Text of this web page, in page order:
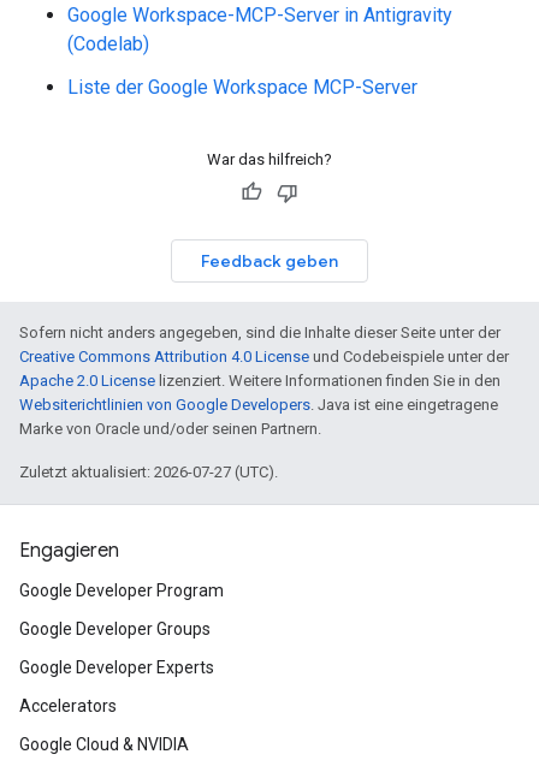
Google Workspace-MCP-Server in Antigravity
(Codelab)
Liste der Google Workspace MCP-Server
War das hilfreich?
Feedback geben
Sofern nicht anders angegeben, sind die Inhalte dieser Seite unter der
Creative Commons Attribution 4.0 License und Codebeispiele unter der
Apache 2.0 License lizenziert. Weitere Informationen finden Sie in den
Websiterichtlinien von Google Developers. Java ist eine eingetragene
Marke von Oracle und/oder seinen Partnern.
Zuletzt aktualisiert: 2026-07-27 (UTC).
Engagieren
Google Developer Program
Google Developer Groups
Google Developer Experts
Accelerators
Google Cloud & NVIDIA